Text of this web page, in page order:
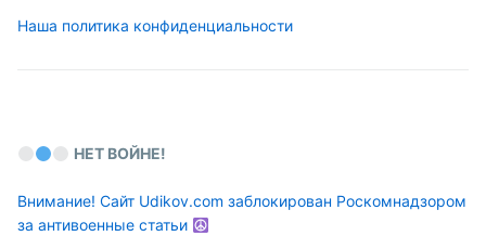
Наша политика конфиденциальности
НЕТ ВОЙНЕ!
Внимание! Сайт Udikov.com заблокирован Роскомнадзором
за антивоенные статьи